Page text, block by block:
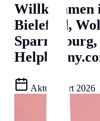
Willkommen
Bielefeld,
Aktualisiert 2026